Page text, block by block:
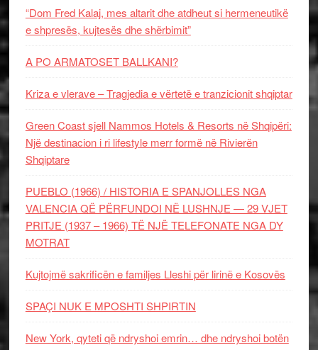
“Dom Fred Kalaj, mes altarit dhe atdheut si hermeneutikë
e shpresës, kujtesës dhe shërbimit”
A PO ARMATOSET BALLKANI?
Kriza e vlerave – Tragjedia e vërtetë e tranzicionit shqiptar
Green Coast sjell Nammos Hotels & Resorts në Shqipëri:
Një destinacion i ri lifestyle merr formë në Rivierën
Shqiptare
PUEBLO (1966) / HISTORIA E SPANJOLLES NGA
VALENCIA QË PËRFUNDOI NË LUSHNJE — 29 VJET
PRITJE (1937 – 1966) TË NJË TELEFONATE NGA DY
MOTRAT
Kujtojmë sakrificën e familjes Lleshi për lirinë e Kosovës
SPAÇI NUK E MPOSHTI SHPIRTIN
New York, qyteti që ndryshoi emrin… dhe ndryshoi botën